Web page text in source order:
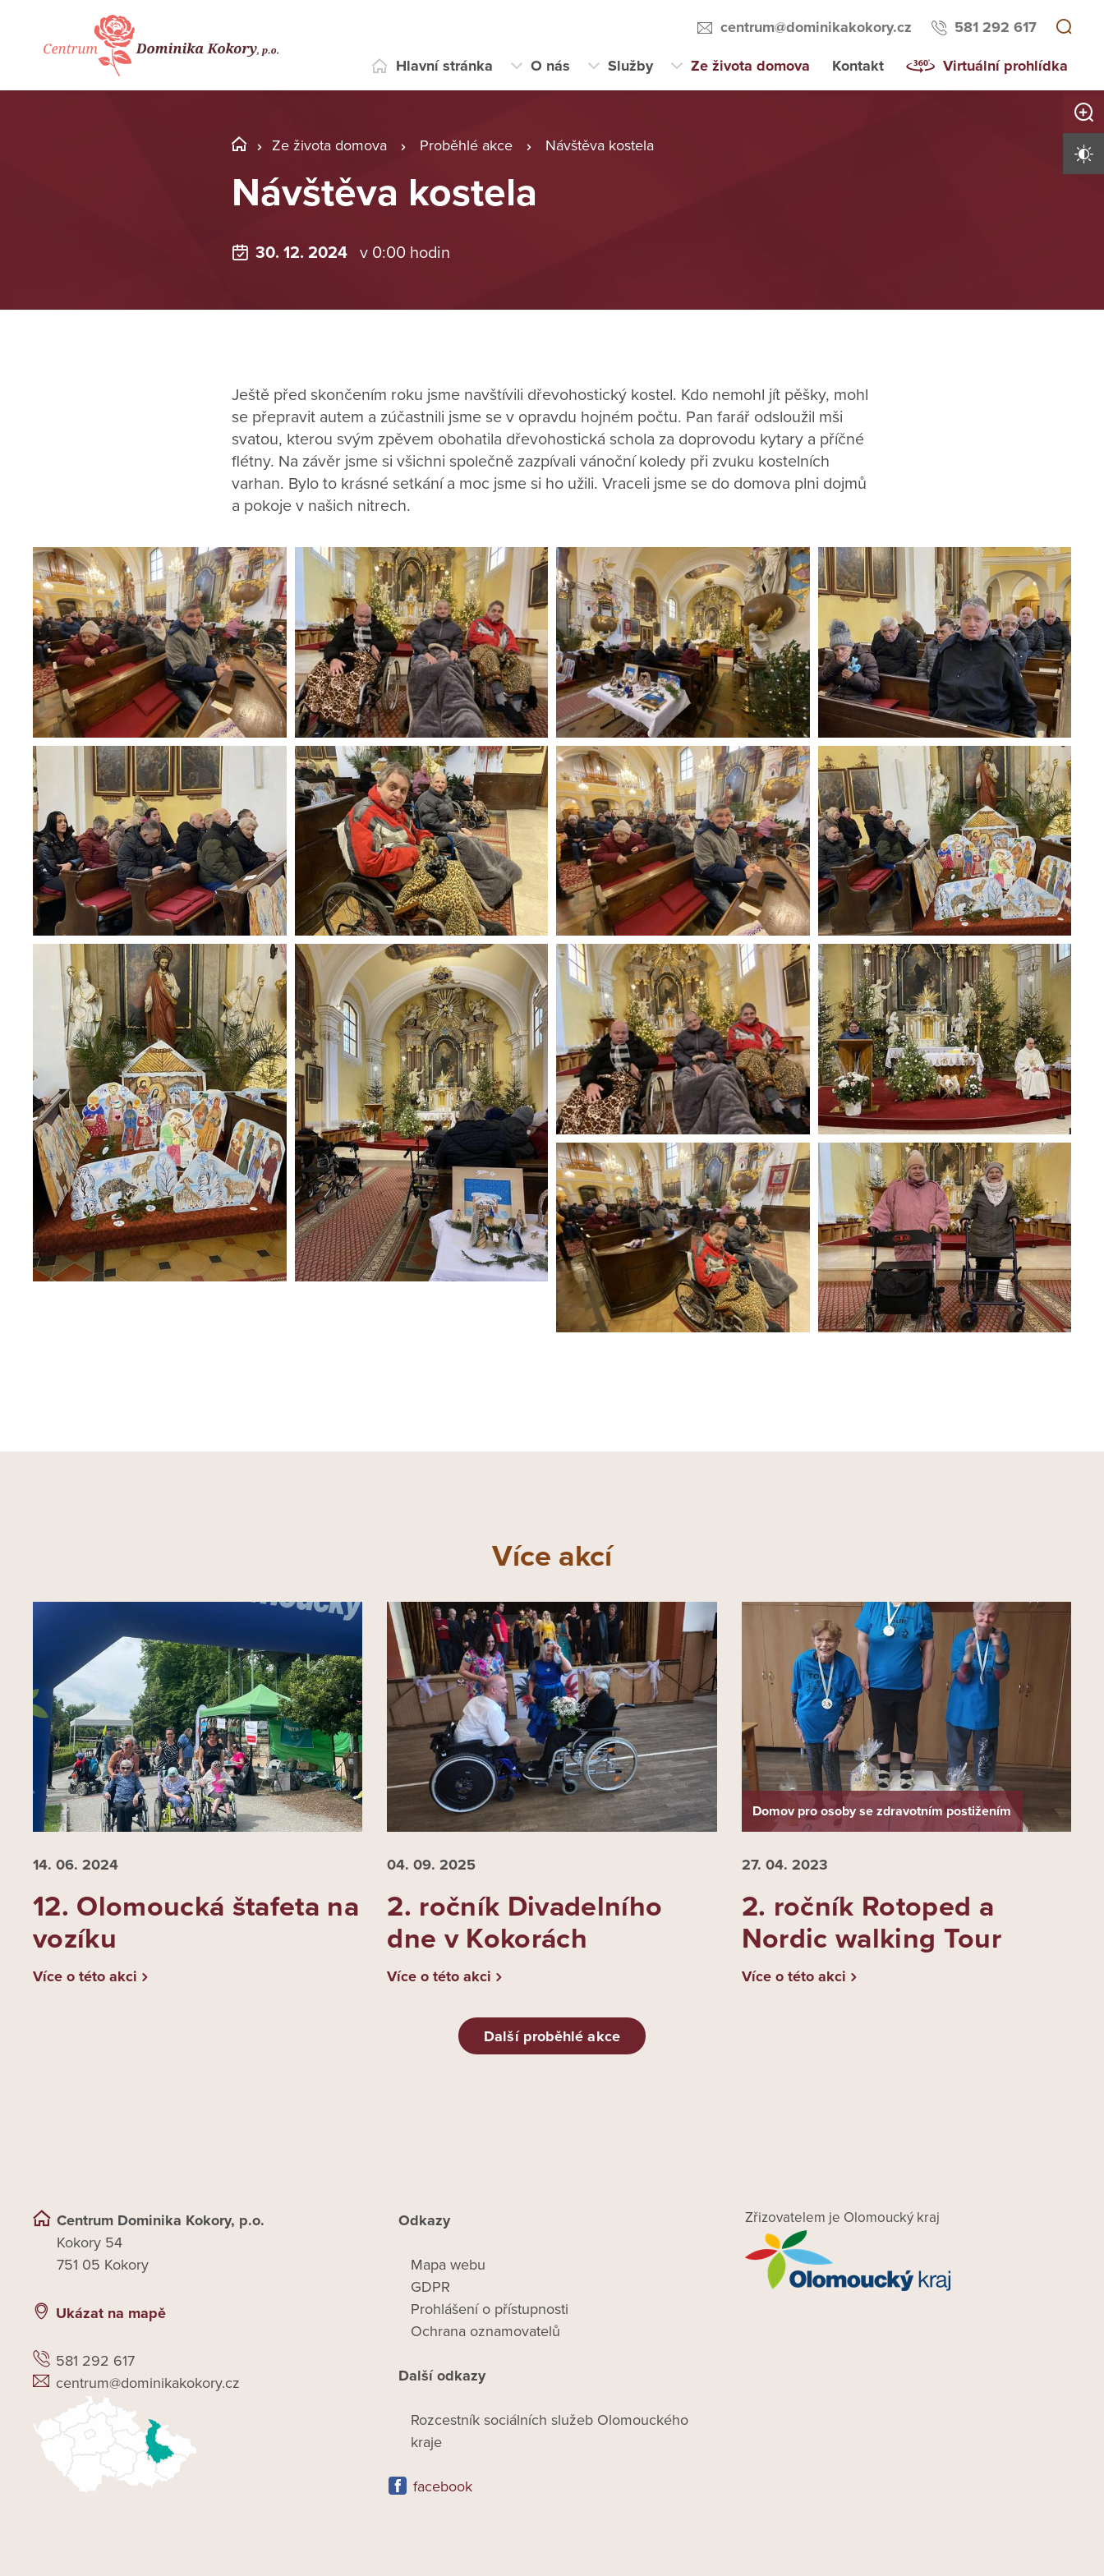
centrum@dominikakokory.cz 581 292 617
Hlavní stránka O nás Služby Ze života domova Kontakt Virtuální prohlídka
Ze života domova Proběhlé akce Návštěva kostela
Návštěva kostela
30. 12. 2024 v 0:00 hodin
Ještě před skončením roku jsme navštívili dřevohostický kostel. Kdo nemohl jít pěšky, mohl
se přepravit autem a zúčastnili jsme se v opravdu hojném počtu. Pan farář odsloužil mši
svatou, kterou svým zpěvem obohatila dřevohostická schola za doprovodu kytary a příčné
flétny. Na závěr jsme si všichni společně zazpívali vánoční koledy při zvuku kostelních
varhan. Bylo to krásné setkání a moc jsme si ho užili. Vraceli jsme se do domova plni dojmů
a pokoje v našich nitrech.
Více akcí
14. 06. 2024
12. Olomoucká štafeta na
vozíku
Více o této akci
04. 09.2025
2. ročník Divadelního
dne v Kokorách
Více o této akci
Domov pro osoby se zdravotním postižením
27. 04. 2023
2. ročník Rotoped a
Nordic walking Tour
Více o této akci
Další proběhlé akce
Centrum Dominika Kokory, p.o.
Kokory 54
751 05 Kokory
Ukázat na mapě
581 292 617
centrum@dominikakokory.cz
Odkazy
Mapa webu
GDPR
Prohlášení o přístupnosti
Ochrana oznamovatelů
Další odkazy
Rozcestník sociálních služeb Olomouckého
kraje
facebook
Zřizovatelem je Olomoucký kraj